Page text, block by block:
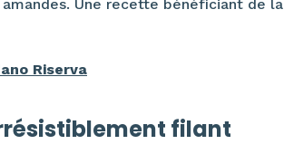
Une recette bénéficiant de la
Riserva
filant